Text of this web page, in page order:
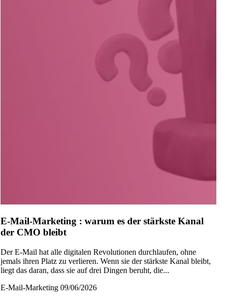
E-Mail-Marketing : warum es der stärkste Kanal
der CMO bleibt
Der E-Mail hat alle digitalen Revolutionen durchlaufen, ohne
jemals ihren Platz zu verlieren. Wenn sie der stärkste Kanal bleibt,
liegt das daran, dass sie auf drei Dingen beruht, die...
E-Mail-Marketing 09/06/2026